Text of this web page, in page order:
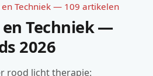
Techniek — 109 artikelen
Techniek —
2026
rood licht therapie: